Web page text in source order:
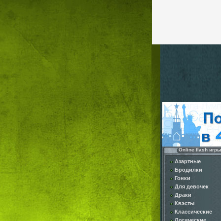
Online flash игры
Азартные
Бродилки
Гонки
Для девочек
Драки
Квэсты
Классические